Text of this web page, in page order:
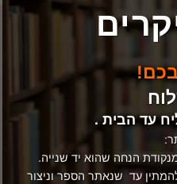
הנחה שהוא יד שנייה.
עד שנאתר הספר וניצור